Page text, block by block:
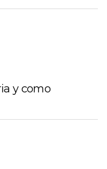
y como